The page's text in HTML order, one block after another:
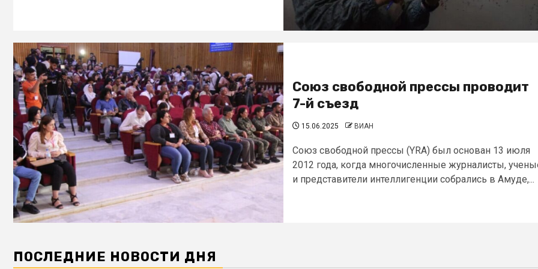
Союз свободной прессы проводит
7-й съезд
15.06.2025 ВИАН
Союз свободной прессы (YRA) был основан 13 июля
2012 года, когда многочисленные журналисты,
и представители интеллигенции собрались в Амуде,...
ПОСЛЕДНИЕ НОВОСТИ ДНЯ